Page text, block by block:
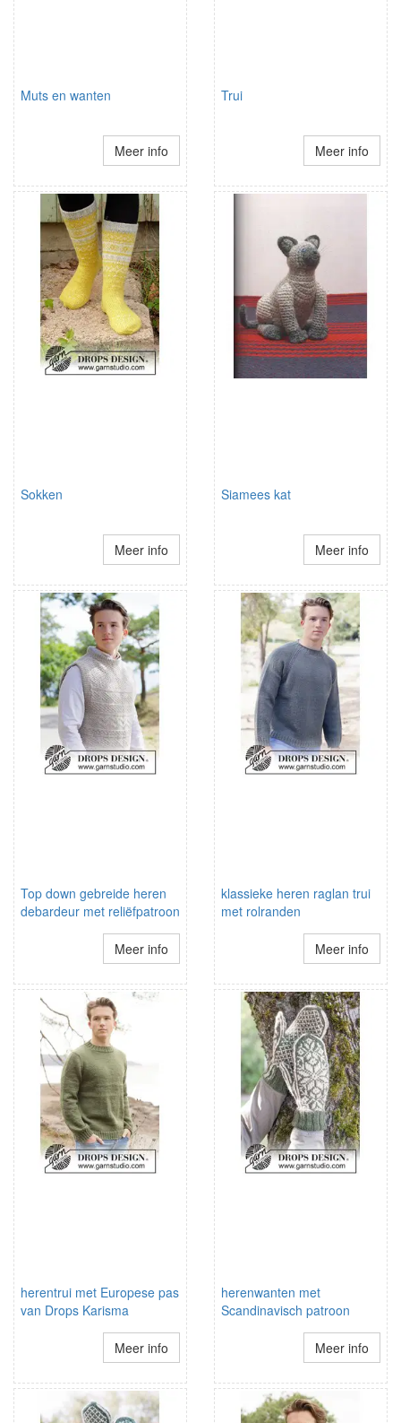
Muts en wanten
Meer info
Trui
Meer info
Sokken
Meer info
Siamees kat
Meer info
Top down gebreide heren
debardeur met reliëfpatroon
Meer info
klassieke heren raglan trui
met rolranden
Meer info
herentrui met Europese pas
van Drops Karisma
Meer info
herenwanten met
Scandinavisch patroon
Meer info